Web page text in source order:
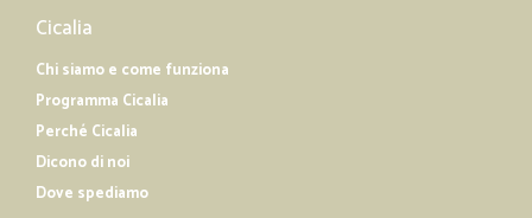
Cicalia
Chi siamo e come funziona
Programma Cicalia
Perché Cicalia
Dicono di noi
Dove spediamo